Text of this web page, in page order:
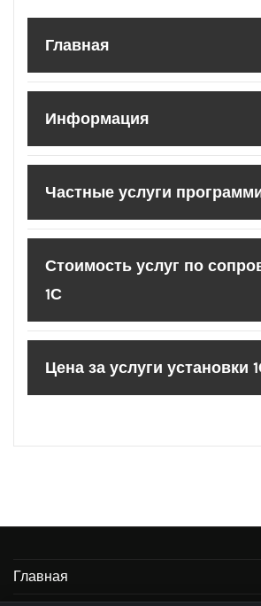
Главная
Информация
Частные услуги
Стоимость услуг по
1С
Цена за услуги установки
Главная